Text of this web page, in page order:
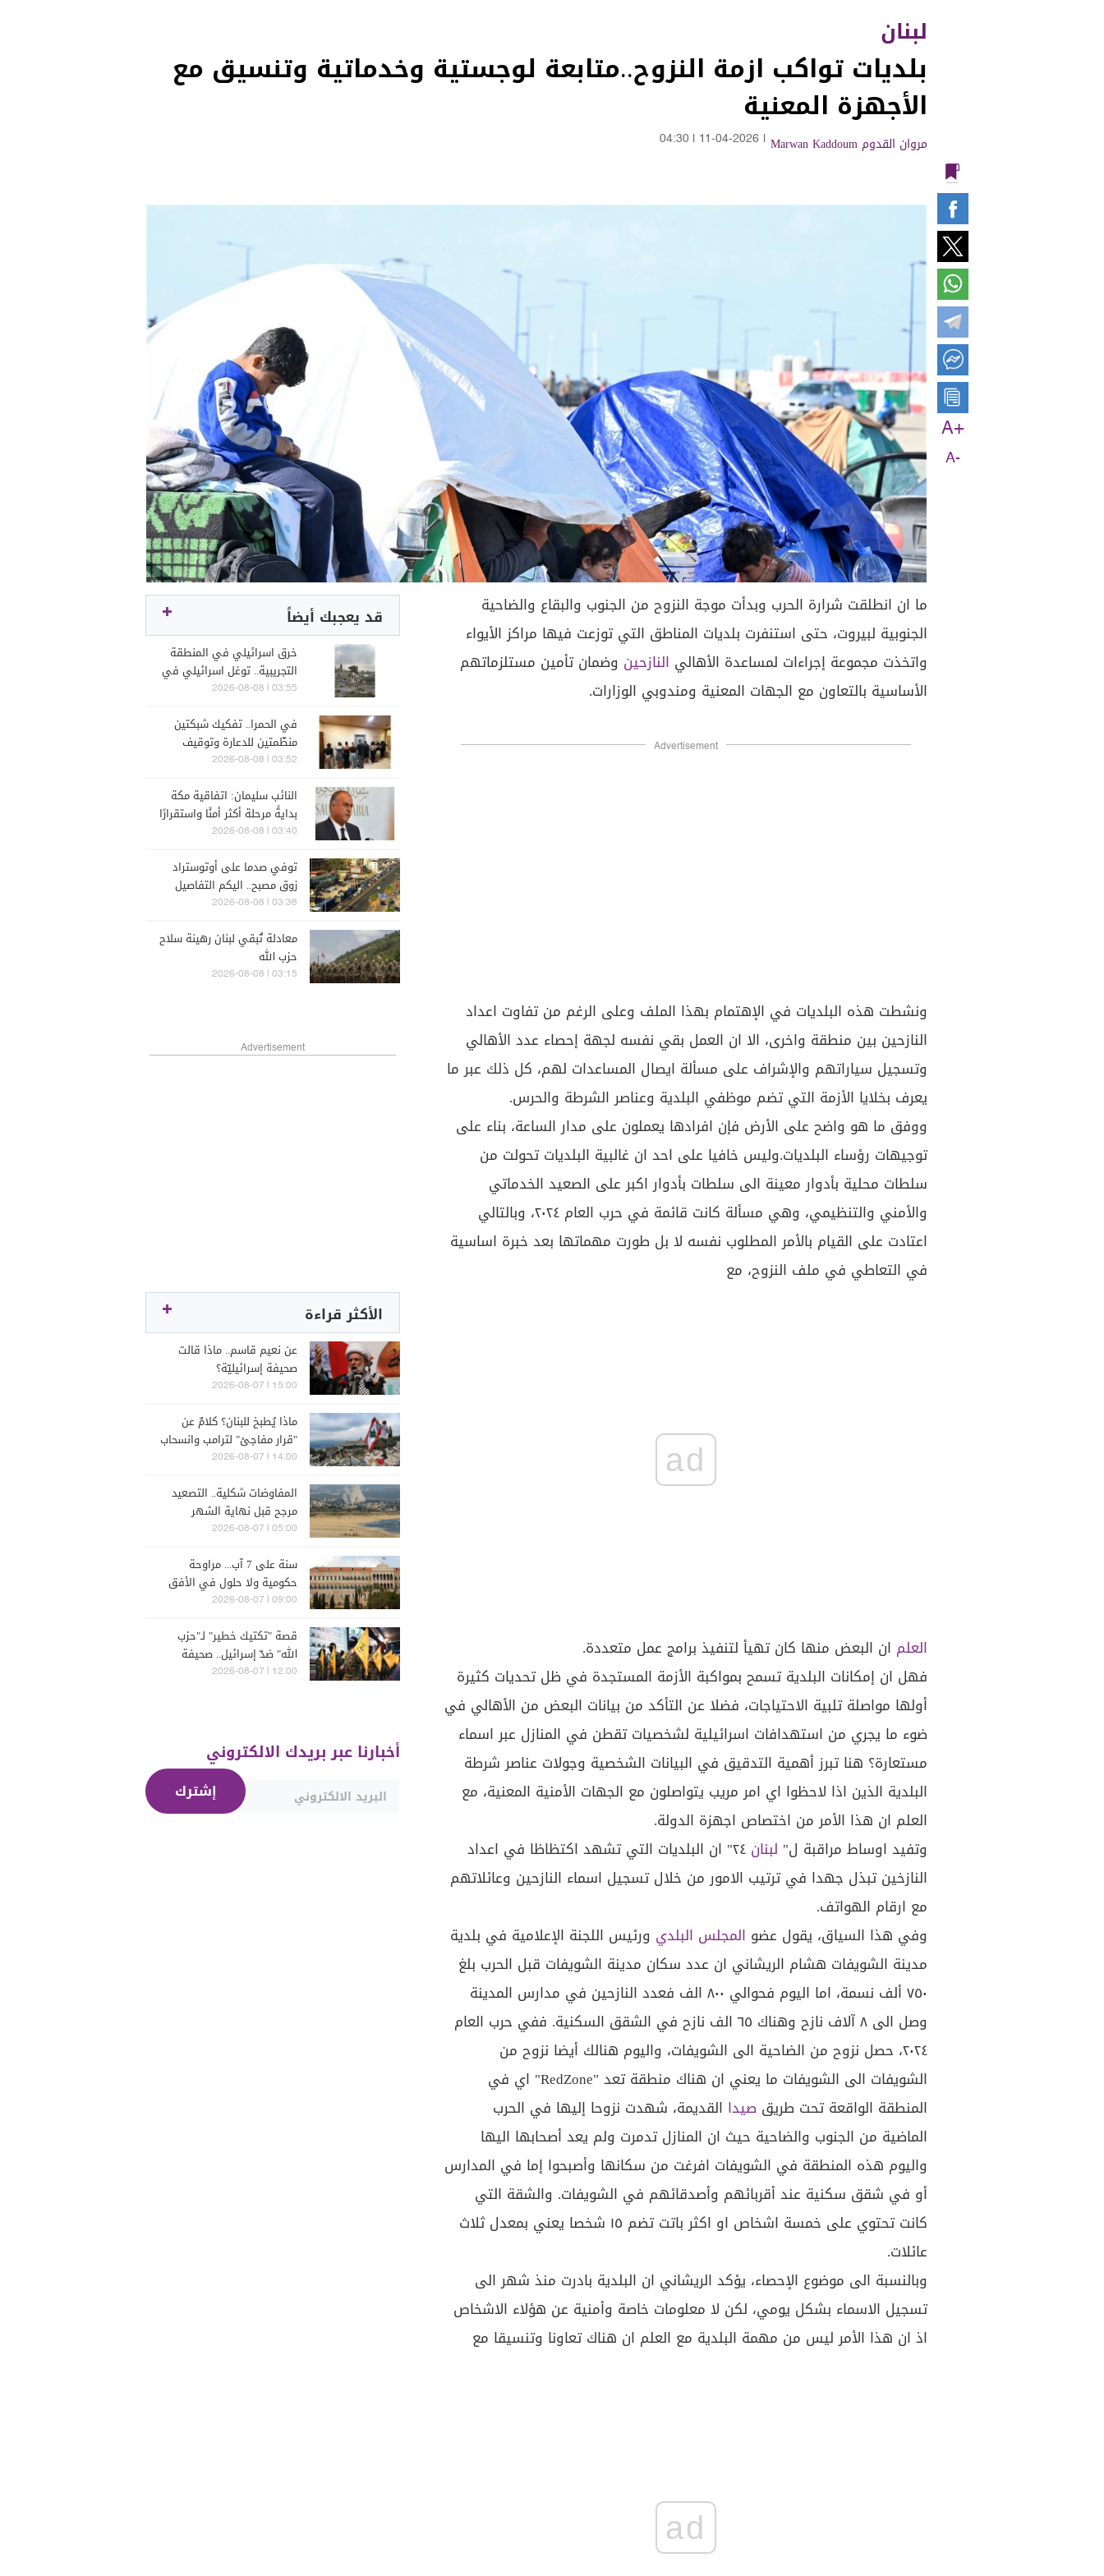
لبنان
بلديات تواكب ازمة النزوح..متابعة لوجستية وخدماتية وتنسيق مع
الأجهزة المعنية
مروان القدوم Marwan Kaddoum 11-04-2026
04:30
A+
A-
ما ان انطلقت شرارة الحرب وبدأت موجة النزوح من الجنوب والبقاع والضاحية
الجنوبية لبيروت، حتى استنفرت بلديات المناطق التي توزعت فيها مراكز الأيواء
واتخذت مجموعة إجراءات لمساعدة الأهالي النازحين وضمان تأمين مستلزماتهم
الأساسية بالتعاون مع الجهات المعنية ومندوبي الوزارات.
Advertisement
ونشطت هذه البلديات في الإهتمام بهذا الملف وعلى الرغم من تفاوت اعداد
النازحين بين منطقة واخرى، الا ان العمل بقي نفسه لجهة إحصاء عدد الأهالي
وتسجيل سياراتهم والإشراف على مسألة ايصال المساعدات لهم، كل ذلك عبر ما
يعرف بخلايا الأزمة التي تضم موظفي البلدية وعناصر الشرطة والحرس.
ووفق ما هو واضح على الأرض فإن افرادها يعملون على مدار الساعة، بناء على
توجيهات رؤساء البلديات.وليس خافيا على احد ان غالبية البلديات تحولت من
سلطات محلية بأدوار معينة الى سلطات بأدوار اكبر على الصعيد الخدماتي
والأمني والتنظيمي، وهي مسألة كانت قائمة في حرب العام ٢٠٢٤، وبالتالي
اعتادت على القيام بالأمر المطلوب نفسه لا بل طورت مهماتها بعد خبرة اساسية
في التعاطي في ملف النزوح، مع
ad
العلم ان البعض منها كان تهيأ لتنفيذ برامج عمل متعددة.
فهل ان إمكانات البلدية تسمح بمواكبة الأزمة المستجدة في ظل تحديات كثيرة
أولها مواصلة تلبية الاحتياجات، فضلا عن التأكد من بيانات البعض من الأهالي في
ضوء ما يجري من استهدافات اسرائيلية لشخصيات تقطن في المنازل عبر اسماء
مستعارة؟ هنا تبرز أهمية التدقيق في البيانات الشخصية وجولات عناصر شرطة
البلدية الذين اذا لاحظوا اي امر مريب يتواصلون مع الجهات الأمنية المعنية، مع
العلم ان هذا الأمر من اختصاص اجهزة الدولة.
وتفيد اوساط مراقبة ل" لبنان
٢٤" ان البلديات التي تشهد اكتظاظا في اعداد
النازخين تبذل جهدا في ترتيب الامور من خلال تسجيل اسماء النازحين وعائلاتهم
مع ارقام الهواتف.
وفي هذا السياق، يقول عضو المجلس البلدي ورئيس اللجنة الإعلامية في بلدية
مدينة الشويفات هشام الريشاني ان عدد سكان مدينة الشويفات قبل الحرب بلغ
٧٥٠ ألف نسمة، اما اليوم فحوالي ٨٠٠ الف فعدد النازحين في مدارس المدينة
وصل الى ٨ آلاف نازح وهناك ٦٥ الف نازح في الشقق السكنية. ففي حرب العام
٢٠٢٤، حصل نزوح من الضاحية الى الشويفات، واليوم هنالك أيضا نزوح من
الشويفات الى الشويفات ما يعني ان هناك منطقة تعد "RedZone" اي في
المنطقة الواقعة تحت طريق صيدا القديمة، شهدت نزوحا إليها في الحرب
الماضية من الجنوب والضاحية حيث ان المنازل تدمرت ولم يعد أصحابها اليها
واليوم هذه المنطقة في الشويفات افرغت من سكانها وأصبحوا إما في المدارس
أو في شقق سكنية عند أقربائهم وأصدقائهم في الشويفات. والشقة التي
كانت تحتوي على خمسة اشخاص او اكثر باتت تضم ١٥ شخصا يعني بمعدل ثلاث
عائلات.
وبالنسبة الى موضوع الإحصاء، يؤكد الريشاني ان البلدية بادرت منذ شهر الى
تسجيل الاسماء بشكل يومي، لكن لا معلومات خاصة وأمنية عن هؤلاء الاشخاص
اذ ان هذا الأمر ليس من مهمة البلدية مع العلم ان هناك تعاونا وتنسيقا مع
ad
قد يعجبك أيضاً
خرق اسرائيلي في المنطقة
التجريبية.. توغل اسرائيلي في
زوطر الغربية ورفع ساتر ترابي
03:55 | 2026-08-08
في الحمرا.. تفكيك شبكتين
منظّمتين للدعارة وتوقيف
متورطين
03:52 | 2026-08-08
النائب سليمان: اتفاقية مكة
بدايةً مرحلة أكثر أمنًا واستقرارًا
ووحدةً لأمتنا
03:40 | 2026-08-08
توفي صدما على أوتوستراد
زوق مصبح.. اليكم التفاصيل
03:38 | 2026-08-08
معادلة تُبقي لبنان رهينة سلاح
حزب الله
03:15 | 2026-08-08
Advertisement
الأكثر قراءة
عن نعيم قاسم.. ماذا قالت
صحيفة إسرائيليّة؟
15:00 | 2026-08-07
ماذا يُطبخ للبنان؟ كلامٌ عن
"قرار مفاجئ" لترامب وانسحاب
إسرائيل
14:00 | 2026-08-07
المفاوضات شكلية.. التصعيد
مرجح قبل نهاية الشهر
05:00 | 2026-08-07
سنة على 7 آب... مراوحة
حكومية ولا حلول في الأفق
المنظور
09:00 | 2026-08-07
قصة "تكتيك خطير" لـ"حزب
الله" ضدّ إسرائيل.. صحيفة
تكشفه
12:00 | 2026-08-07
أخبارنا عبر بريدك الالكتروني
إشترك